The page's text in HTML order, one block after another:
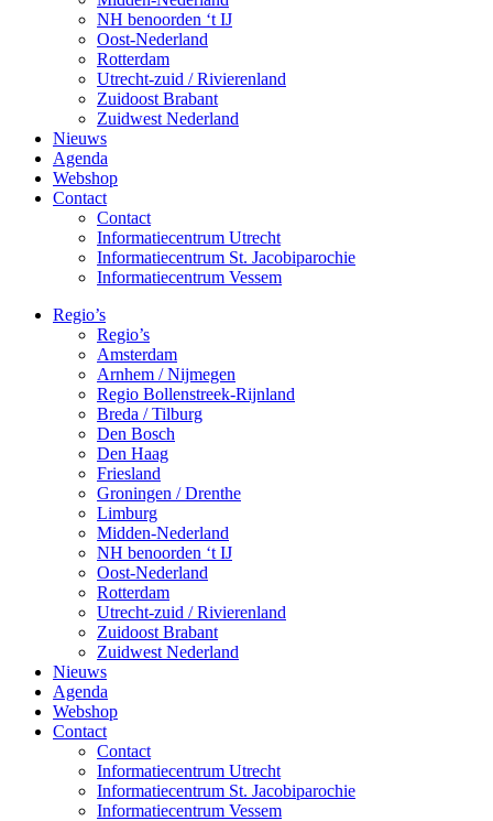
NH benoorden ‘t IJ
Oost-Nederland
Rotterdam
Utrecht-zuid / Rivierenland
Zuidoost Brabant
Zuidwest Nederland
Nieuws
Agenda
Webshop
Contact
Contact
Informatiecentrum Utrecht
Informatiecentrum St. Jacobiparochie
Informatiecentrum Vessem
Regio’s
Regio’s
Amsterdam
Arnhem / Nijmegen
Regio Bollenstreek-Rijnland
Breda / Tilburg
Den Bosch
Den Haag
Friesland
Groningen / Drenthe
Limburg
Midden-Nederland
NH benoorden ‘t IJ
Oost-Nederland
Rotterdam
Utrecht-zuid / Rivierenland
Zuidoost Brabant
Zuidwest Nederland
Nieuws
Agenda
Webshop
Contact
Contact
Informatiecentrum Utrecht
Informatiecentrum St. Jacobiparochie
Informatiecentrum Vessem